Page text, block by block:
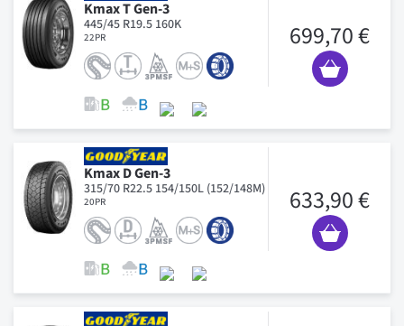
Kmax T Gen-3
445/45 R19.5 160K
22PR 699,70 €
Kmax D Gen-3
315/70 R22.5 154/150L (152/148M)
20PR 633,90 €